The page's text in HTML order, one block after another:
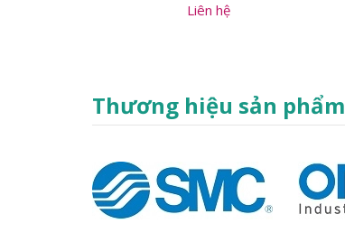
Liên hệ
Thương hiệu sản phẩm